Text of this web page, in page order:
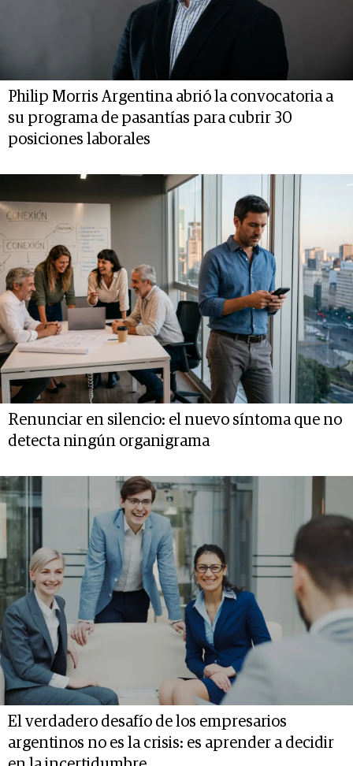
Philip Morris Argentina abrió la convocatoria a
su programa de pasantías para cubrir 30
posiciones laborales
Renunciar en silencio: el nuevo síntoma que no
detecta ningún organigrama
El verdadero desafío de los empresarios
argentinos no es la crisis: es aprender a decidir